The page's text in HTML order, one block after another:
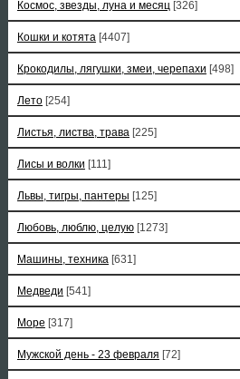
Космос, звезды, луна и месяц [326]
Кошки и котята [4407]
Крокодилы, лягушки, змеи, черепахи [498]
Лето [254]
Листья, листва, трава [225]
Лисы и волки [111]
Львы, тигры, пантеры [125]
Любовь, люблю, целую [1273]
Машины, техника [631]
Медведи [541]
Море [317]
Мужской день - 23 февраля [72]